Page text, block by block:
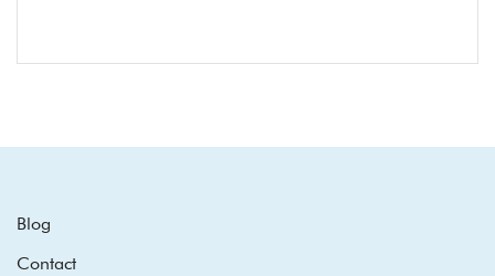
Blog
Contact